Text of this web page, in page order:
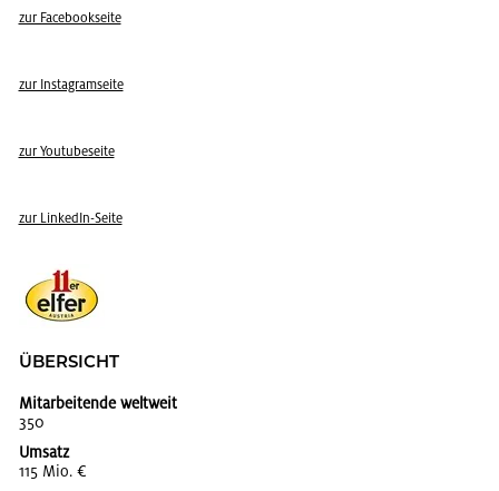
zur Face­book­sei­te
zur In­sta­gram­sei­te
zur You­tube­sei­te
zur Lin­kedIn-Seite
ÜBER­SICHT
Mitarbeitende weltweit
350
Umsatz
115 Mio. €